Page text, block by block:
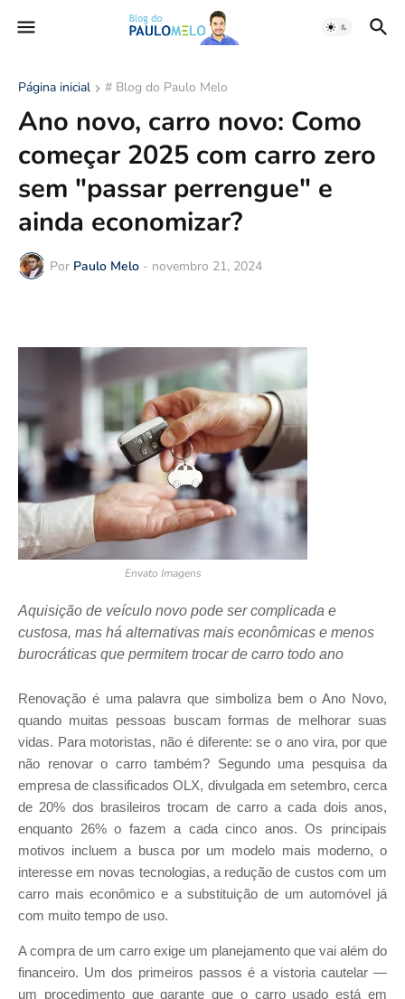
Página inicial # Blog do Paulo Melo
Ano novo, carro novo: Como
começar 2025 com carro zero
sem "passar perrengue" e
ainda economizar?
Por Paulo Melo - novembro 21, 2024
Envato Imagens
Aquisição de veículo novo pode ser complicada e
custosa, mas há alternativas mais econômicas e menos
burocráticas que permitem trocar de carro todo ano
Renovação é uma palavra que simboliza bem o Ano Novo,
quando muitas pessoas buscam formas de melhorar suas
vidas. Para motoristas, não é diferente: se o ano vira, por que
não renovar o carro também? Segundo uma pesquisa da
empresa de classificados OLX, divulgada em setembro, cerca
de 20% dos brasileiros trocam de carro a cada dois anos,
enquanto 26% o fazem a cada cinco anos. Os principais
motivos incluem a busca por um modelo mais moderno, o
interesse em novas tecnologias, a redução de custos com um
carro mais econômico e a substituição de um automóvel já
com muito tempo de uso.
A compra de um carro exige um planejamento que vai além do
financeiro. Um dos primeiros passos é a vistoria cautelar —
um procedimento que garante que o carro usado está em